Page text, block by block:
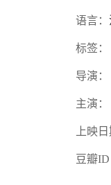
语言：
标签：
导演：
主演：
上映
豆瓣